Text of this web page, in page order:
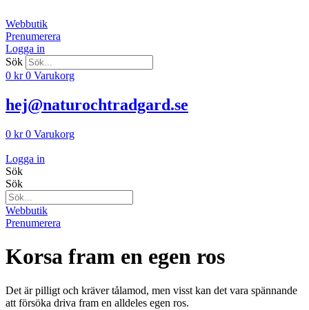
till
innehåll
Webbutik
Prenumerera
Logga in
Sök
0 kr 0 Varukorg
hej@naturochtradgard.se
0 kr 0 Varukorg
Logga in
Sök
Sök
Webbutik
Prenumerera
Korsa fram en egen ros
Det är pilligt och kräver tålamod, men visst kan det vara spännande
att försöka driva fram en alldeles egen ros.